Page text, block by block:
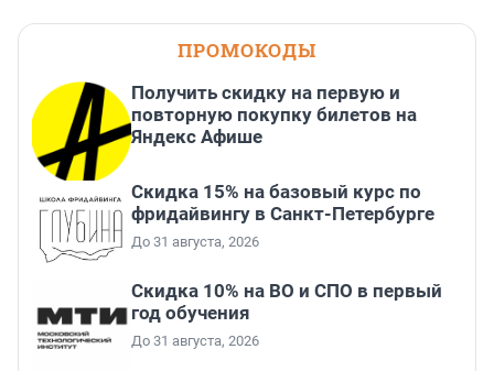
ПРОМОКОДЫ
Получить скидку на первую и
повторную покупку билетов на
Яндекс Афише
Скидка 15% на базовый курс по
фридайвингу в Санкт-Петербурге
До 31 августа, 2026
Скидка 10% на ВО и СПО в первый
год обучения
До 31 августа, 2026